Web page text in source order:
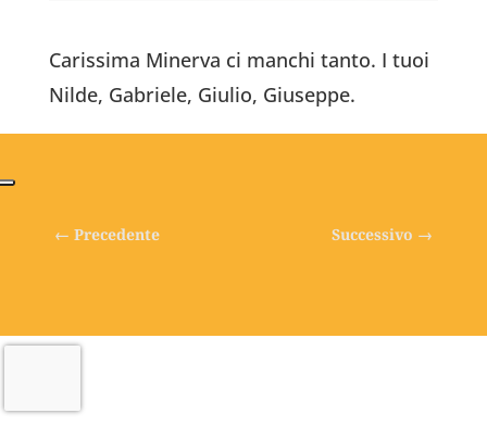
Carissima Minerva ci manchi tanto. I tuoi
Nilde, Gabriele, Giulio, Giuseppe.
← Precedente Successivo →